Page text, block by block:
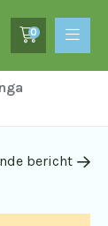
0
bericht